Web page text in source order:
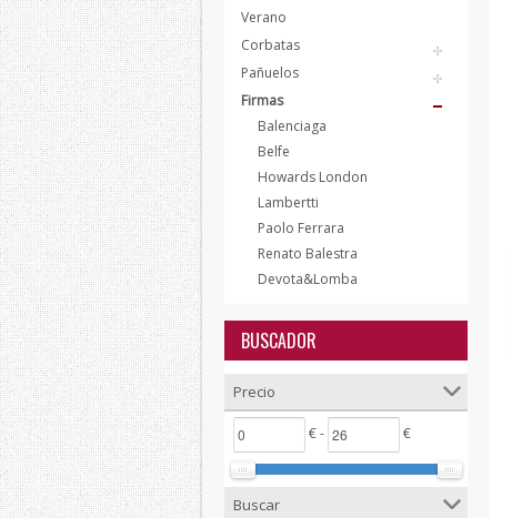
Verano
Corbatas
Pañuelos
Firmas
Balenciaga
Belfe
Howards London
Lambertti
Paolo Ferrara
Renato Balestra
Devota&Lomba
BUSCADOR
Precio
€ - €
Buscar